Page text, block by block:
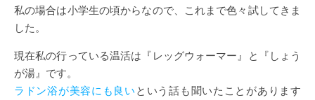
私の場合は小学生の頃からなので、これまで色々試してきま
した。
現在私の行っている温活は『レッグウォーマー』と『しょう
が湯』です。
ラドン浴が美容にも良い という話も聞いたことがあります